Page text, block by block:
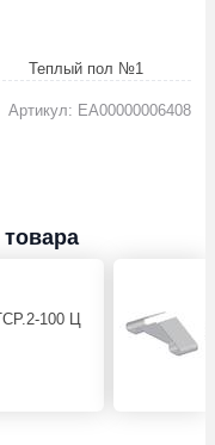
Теплый пол №1
Артикул: EA00000006408
100 Ц